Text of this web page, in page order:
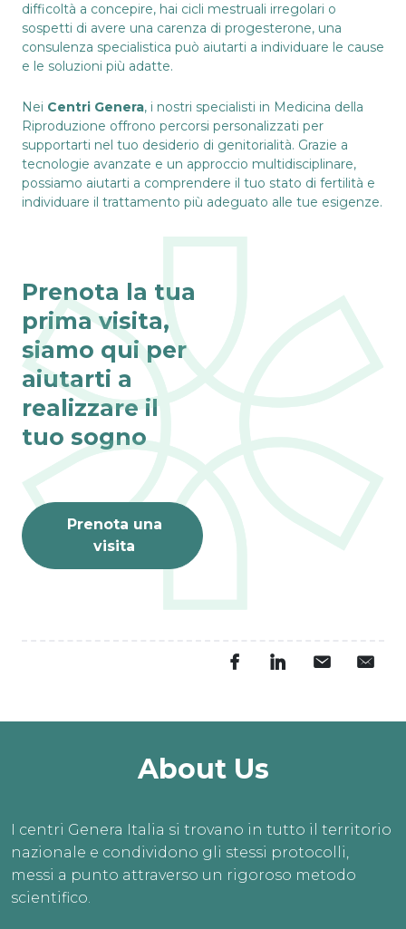
difficoltà a concepire, hai cicli mestruali irregolari o
sospetti di avere una carenza di progesterone, una
consulenza specialistica può aiutarti a individuare le cause
e le soluzioni più adatte.
Nei Centri Genera, i nostri specialisti in Medicina della
Riproduzione offrono percorsi personalizzati per
supportarti nel tuo desiderio di genitorialità. Grazie a
tecnologie avanzate e un approccio multidisciplinare,
possiamo aiutarti a comprendere il tuo stato di fertilità e
individuare il trattamento più adeguato alle tue esigenze.
Prenota la tua
prima visita,
siamo qui per
aiutarti a
realizzare il
tuo sogno
Prenota una
visita
About Us
I centri Genera Italia si trovano in tutto il territorio
nazionale e condividono gli stessi protocolli,
messi a punto attraverso un rigoroso metodo
scientifico.